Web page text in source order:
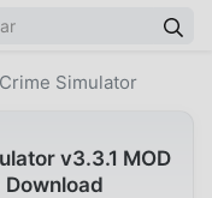
Simulator
v3.3.1 MOD
Download